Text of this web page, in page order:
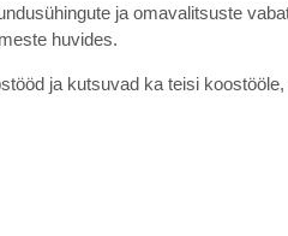
ja omavalitsuste
huvides.
ja kutsuvad ka teisi